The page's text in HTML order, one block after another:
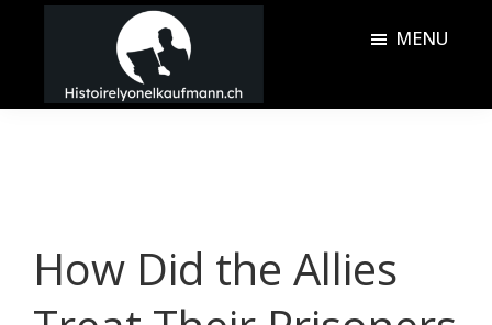
principal
barreHistoire
MENU
How Did the Allies